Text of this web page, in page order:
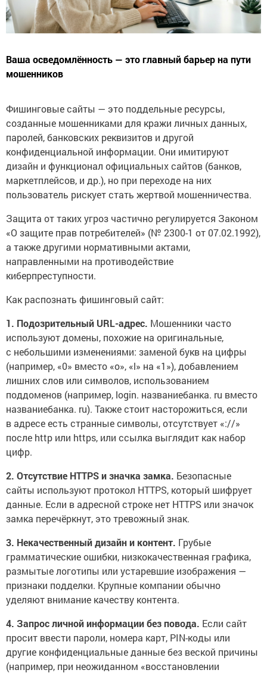
Ваша осведомлённость — это главный барьер на пути
мошенников
Фишинговые сайты — это поддельные ресурсы,
созданные мошенниками для кражи личных данных,
паролей, банковских реквизитов и другой
конфиденциальной информации. Они имитируют
дизайн и функционал официальных сайтов (банков,
маркетплейсов, и др.), но при переходе на них
пользователь рискует стать жертвой мошенничества.
Защита от таких угроз частично регулируется Законом
«О защите прав потребителей» (№ 2300-1 от 07.02.1992),
а также другими нормативными актами,
направленными на противодействие
киберпреступности.
Как распознать фишинговый сайт:
1. Подозрительный URL-адрес. Мошенники часто
используют домены, похожие на оригинальные,
с небольшими изменениями: заменой букв на цифры
(например, «0» вместо «o», «l» на «1»), добавлением
лишних слов или символов, использованием
поддоменов (например, login. названиебанка. ru вместо
названиебанка. ru). Также стоит насторожиться, если
в адресе есть странные символы, отсутствует «://»
после http или https, или ссылка выглядит как набор
цифр.
2. Отсутствие HTTPS и значка замка. Безопасные
сайты используют протокол HTTPS, который шифрует
данные. Если в адресной строке нет HTTPS или значок
замка перечёркнут, это тревожный знак.
3. Некачественный дизайн и контент. Грубые
грамматические ошибки, низкокачественная графика,
размытые логотипы или устаревшие изображения —
признаки подделки. Крупные компании обычно
уделяют внимание качеству контента.
4. Запрос личной информации без повода. Если сайт
просит ввести пароли, номера карт, PIN-коды или
другие конфиденциальные данные без веской причины
(например, при неожиданном «восстановлении